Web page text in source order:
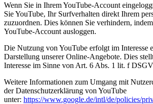
Wenn Sie in Ihrem YouTube-Account
Sie YouTube, Ihr Surfverhalten direkt Ihrem
zuzuordnen. Dies können Sie verhindern,
YouTube-Account ausloggen.
Die Nutzung von YouTube erfolgt im Interesse
Darstellung unserer Online-Angebote. Dies
Interesse im Sinne von Art. 6 Abs. 1 lit. f
Weitere Informationen zum Umgang mit
der Datenschutzerklärung von YouTube
unter: https://www.google.de/intl/de/policies/